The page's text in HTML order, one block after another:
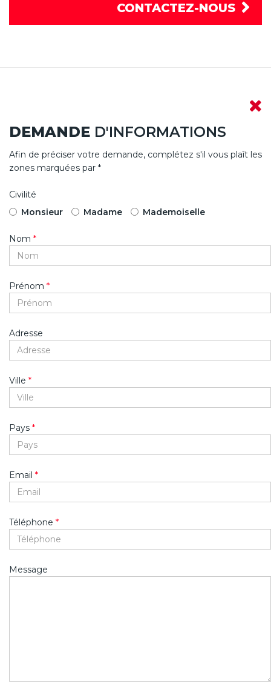
CONTACTEZ-NOUS
DEMANDE D'INFORMATIONS
Afin de préciser votre demande, complétez s'il vous plaît les
zones marquées par *
Civilité
Monsieur
Madame Mademoiselle
Nom *
Prénom *
Adresse
Ville *
Pays *
Email *
Téléphone *
Message